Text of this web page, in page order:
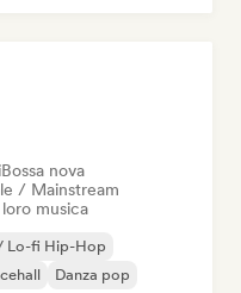
Bossa nova
/ Mainstream
musica
Lo-fi Hip-Hop
Danza pop